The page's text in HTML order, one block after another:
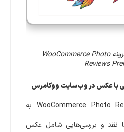
پیش نمایش کاربری افزونه WooCommerce Photo
Reviews
با عکس در وب‌سایت ووکامرس
افزونه WooCommerce Photo Reviews Premium به
نقد و بررسی‌هایی شامل عکس